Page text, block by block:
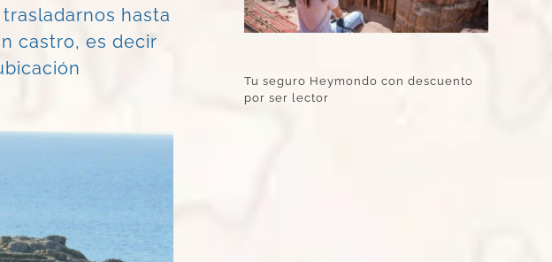
hasta
castro, es decir
Tu seguro Heymondo con descuento
por ser lector